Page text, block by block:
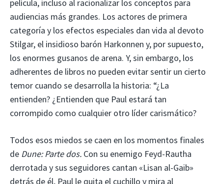
película, incluso al racionalizar los conceptos para
audiencias más grandes. Los actores de primera
categoría y los efectos especiales dan vida al devoto
Stilgar, el insidioso barón Harkonnen y, por supuesto,
los enormes gusanos de arena. Y, sin embargo, los
adherentes de libros no pueden evitar sentir un cierto
temor cuando se desarrolla la historia: “¿La
entienden? ¿Entienden que Paul estará tan
corrompido como cualquier otro líder carismático?
Todos esos miedos se caen en los momentos finales
de Dune: Parte dos. Con su enemigo Feyd-Rautha
derrotada y sus seguidores cantan «Lisan al-Gaib»
detrás de él, Paul le quita el cuchillo y mira al